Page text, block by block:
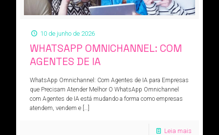
10 de junho de 2026
WHATSAPP OMNICHANNEL: COM
AGENTES DE IA
WhatsApp Omnichannel: Com Agentes de IA para Empresas
que Precisam Atender Melhor O WhatsApp Omnichannel
com Agentes de IA está mudando a forma como empresas
atendem, vendem e[…]
Leia mais